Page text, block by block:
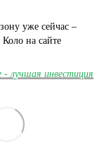
уже сейчас –
на сайте
- лучшая инвестиция